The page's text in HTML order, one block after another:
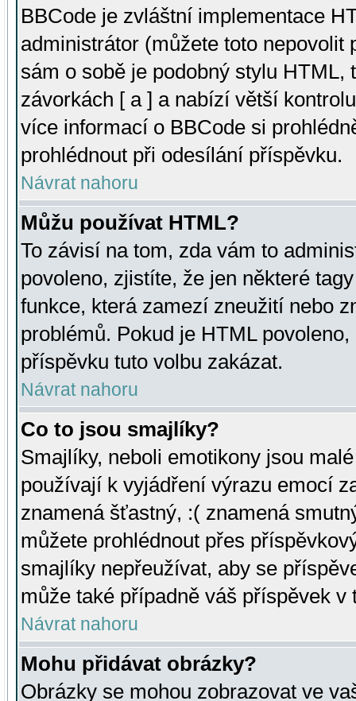
BBCode je zvláštní implementace
administrátor (můžete toto
sám o sobě je podobný stylu HTML,
závorkách [ a ] a nabízí větší
více informací o BBCode si
prohlédnout při odesílání příspěvku.
Návrat nahoru
Můžu používat HTML?
To závisí na tom, zda vám to
povoleno, zjistíte, že jen některé
funkce, která zamezí zneužití nebo
problémů. Pokud je HTML
příspěvku tuto volbu zakázat.
Návrat nahoru
Co to jsou smajlíky?
Smajlíky, neboli emotikony jsou
používají k vyjádření výrazu emocí
znamená šťastný, :( znamená
můžete prohlédnout přes
smajlíky nepřeužívat, aby se
může také případně váš příspěvek v
Návrat nahoru
Mohu přidávat obrázky?
Obrázky se mohou zobrazovat ve